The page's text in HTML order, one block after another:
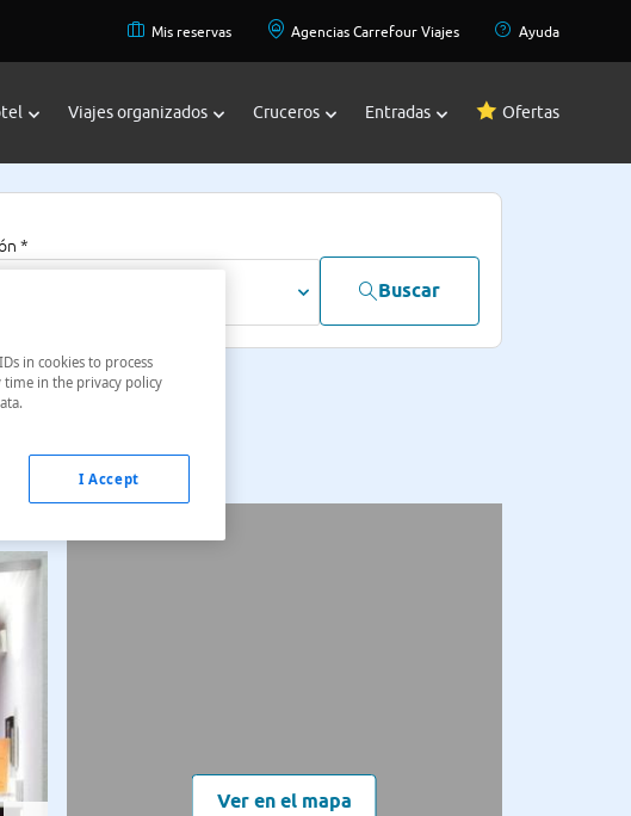
Mis reservas Agencias Carrefour Viajes Ayuda
Viajes organizados Cruceros Entradas Ofertas
*
Buscar
Ver en el mapa
in cookies to process
time in the privacy policy
I Accept